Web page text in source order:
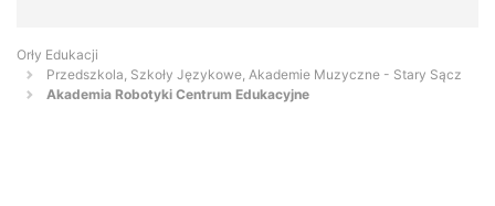
Orły Edukacji
Przedszkola, Szkoły Językowe, Akademie Muzyczne - Stary Sącz
Akademia Robotyki Centrum Edukacyjne